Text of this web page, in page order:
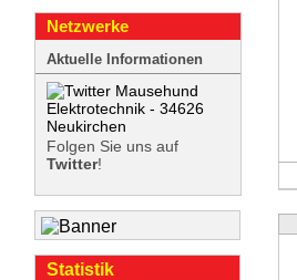
Netzwerke
Aktuelle Informationen
Folgen Sie uns auf
Twitter!
Statistik